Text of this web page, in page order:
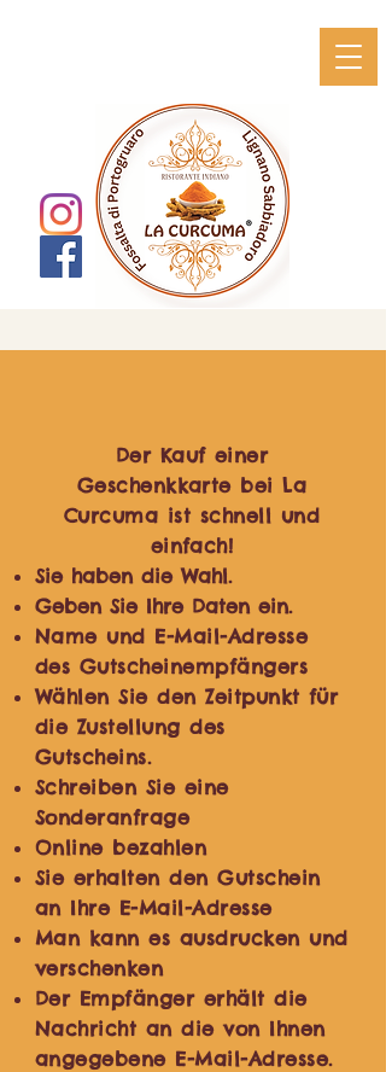
Der Kauf einer
Geschenkkarte bei La
Curcuma ist schnell und
einfach!
Sie haben die Wahl.
Geben Sie Ihre Daten ein.
Name und E-Mail-Adresse
des Gutscheinempfängers
Wählen Sie den Zeitpunkt für
die Zustellung des
Gutscheins.
Schreiben Sie eine
Sonderanfrage
Online bezahlen
Sie erhalten den Gutschein
an Ihre E-Mail-Adresse
Man kann es ausdrucken und
verschenken
Der Empfänger erhält die
Nachricht an die von Ihnen
angegebene E-Mail-Adresse.